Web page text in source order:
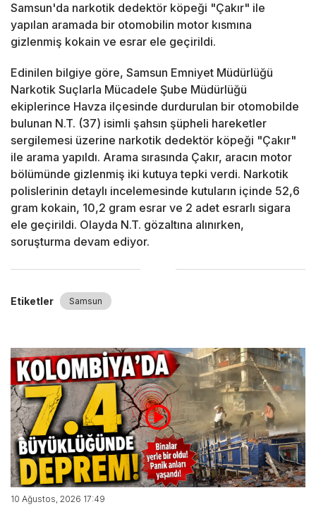
Samsun'da narkotik dedektör köpeği "Çakır" ile
yapılan aramada bir otomobilin motor kısmına
gizlenmiş kokain ve esrar ele geçirildi.
Edinilen bilgiye göre, Samsun Emniyet Müdürlüğü
Narkotik Suçlarla Mücadele Şube Müdürlüğü
ekiplerince Havza ilçesinde durdurulan bir otomobilde
bulunan N.T. (37) isimli şahsın şüpheli hareketler
sergilemesi üzerine narkotik dedektör köpeği "Çakır"
ile arama yapıldı. Arama sırasında Çakır, aracın motor
bölümünde gizlenmiş iki kutuya tepki verdi. Narkotik
polislerinin detaylı incelemesinde kutuların içinde 52,6
gram kokain, 10,2 gram esrar ve 2 adet esrarlı sigara
ele geçirildi. Olayda N.T. gözaltına alınırken,
soruşturma devam ediyor.
Etiketler Samsun
10 Ağustos, 2026 17:49